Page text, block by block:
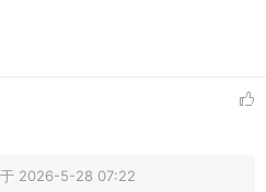
2026-5-28 07:22